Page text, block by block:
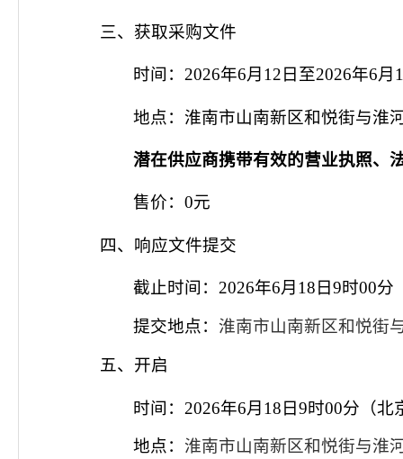
三、获取采购文件
时间： 2026年6月12日至2026年6
地点：淮南市山南新区和悦街与淮
潜在供应商携带有效的营业执照、
售价：0元
四、响应文件提交
截止时间：2026年6月18日9时00
提交地点： 淮南市山南新区和悦街
五、开启
时间： 2026年6月18日9时00分（北
地点： 淮南市山南新区和悦街与淮